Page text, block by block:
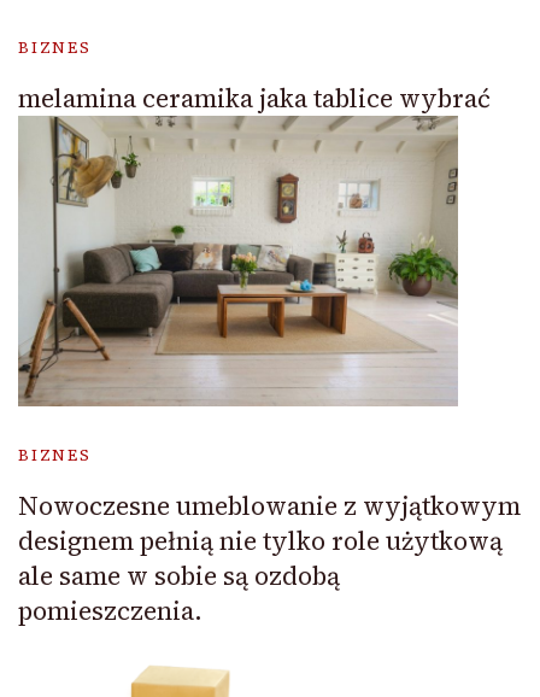
BIZNES
melamina ceramika jaka tablice wybrać
BIZNES
Nowoczesne umeblowanie z wyjątkowym
designem pełnią nie tylko role użytkową
ale same w sobie są ozdobą
pomieszczenia.